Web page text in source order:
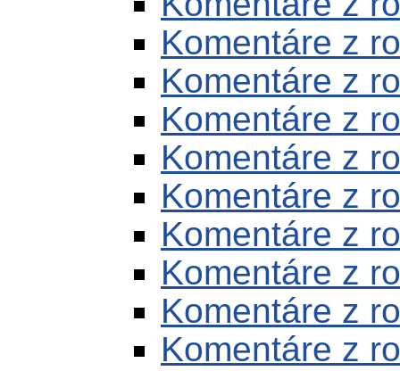
Komentáre z
Komentáre z
Komentáre z
Komentáre z
Komentáre z
Komentáre z
Komentáre z
Komentáre z
Komentáre z